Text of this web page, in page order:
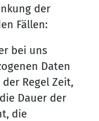
der
Fällen:
bei uns
Daten
Regel Zeit,
Dauer der
die